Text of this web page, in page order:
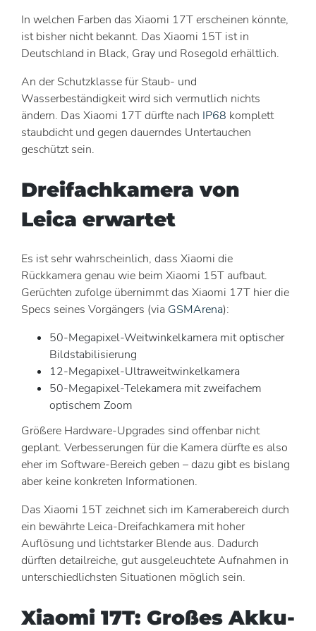
In welchen Farben das Xiaomi 17T erscheinen könnte,
ist bisher nicht bekannt. Das Xiaomi 15T ist in
Deutschland in Black, Gray und Rosegold erhältlich.
An der Schutzklasse für Staub- und
Wasserbeständigkeit wird sich vermutlich nichts
ändern. Das Xiaomi 17T dürfte nach IP68 komplett
staubdicht und gegen dauerndes Untertauchen
geschützt sein.
Dreifachkamera von
Leica erwartet
Es ist sehr wahrscheinlich, dass Xiaomi die
Rückkamera genau wie beim Xiaomi 15T aufbaut.
Gerüchten zufolge übernimmt das Xiaomi 17T hier die
Specs seines Vorgängers (via GSMArena):
50-Megapixel-Weitwinkelkamera mit optischer
Bildstabilisierung
12-Megapixel-Ultraweitwinkelkamera
50-Megapixel-Telekamera mit zweifachem
optischem Zoom
Größere Hardware-Upgrades sind offenbar nicht
geplant. Verbesserungen für die Kamera dürfte es also
eher im Software-Bereich geben – dazu gibt es bislang
aber keine konkreten Informationen.
Das Xiaomi 15T zeichnet sich im Kamerabereich durch
ein bewährte Leica-Dreifachkamera mit hoher
Auflösung und lichtstarker Blende aus. Dadurch
dürften detailreiche, gut ausgeleuchtete Aufnahmen in
unterschiedlichsten Situationen möglich sein.
Xiaomi 17T: Großes Akku-